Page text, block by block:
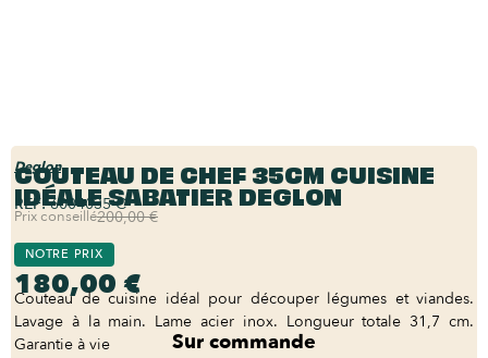
Deglon
COUTEAU DE CHEF 35CM CUISINE
IDÉALE SABATIER DEGLON
REF:6004035-C
Prix conseillé200,00 €
NOTRE PRIX
180,00 €
Couteau de cuisine idéal pour découper légumes et viandes.
Lavage à la main. Lame acier inox. Longueur totale 31,7 cm.
Garantie à vie
Sur commande